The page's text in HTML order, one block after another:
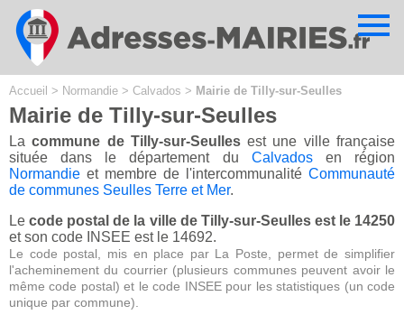
Accueil > Normandie > Calvados > Mairie de Tilly-sur-Seulles
Mairie de Tilly-sur-Seulles
Lacommune de Tilly-sur-Seullesest une ville française
située dans le département du Calvadosen région
Normandie et membre de l'intercommunalité Communauté
de communes Seulles Terre et Mer.
Lecode postal de la ville de Tilly-sur-Seulles est le 14250
et son code INSEE est le 14692.
Le code postal, mis en place par La Poste, permet de simplifier
l'acheminement du courrier (plusieurs communes peuvent avoir le
même code postal) et le code INSEE pour les statistiques (un code
unique par commune).
Cookies management panel